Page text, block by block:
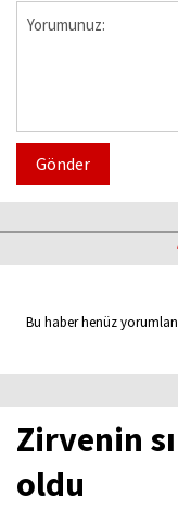
Gönder
Bu haber henüz
Zirvenin
oldu